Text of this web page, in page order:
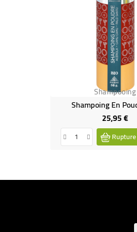
Shampooing
Shampoing En
25,95 €Prix